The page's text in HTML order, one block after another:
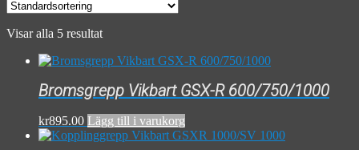
Visar alla 5 resultat
Bromsgrepp Vikbart GSX-R 600/750/1000
kr895.00 Lägg till i varukorg